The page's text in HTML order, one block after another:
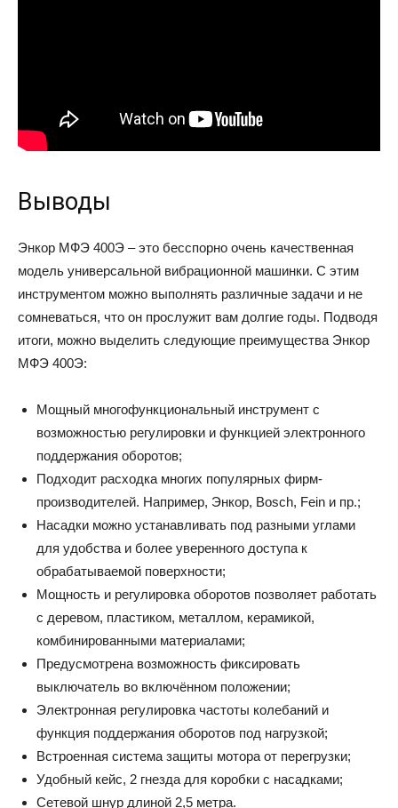
Выводы
Энкор МФЭ 400Э – это бесспорно очень качественная
модель универсальной вибрационной машинки. С этим
инструментом можно выполнять различные задачи и не
сомневаться, что он прослужит вам долгие годы. Подводя
итоги, можно выделить следующие преимущества Энкор
МФЭ 400Э:
Мощный многофункциональный инструмент с
возможностью регулировки и функцией электронного
поддержания оборотов;
Подходит расходка многих популярных фирм-
производителей. Например, Энкор, Bosch, Fein и пр.;
Насадки можно устанавливать под разными углами
для удобства и более уверенного доступа к
обрабатываемой поверхности;
Мощность и регулировка оборотов позволяет работать
с деревом, пластиком, металлом, керамикой,
комбинированными материалами;
Предусмотрена возможность фиксировать
выключатель во включённом положении;
Электронная регулировка частоты колебаний и
функция поддержания оборотов под нагрузкой;
Встроенная система защиты мотора от перегрузки;
Удобный кейс, 2 гнезда для коробки с насадками;
Сетевой шнур длиной 2,5 метра.